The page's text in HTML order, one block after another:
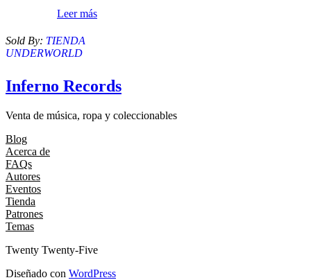
Leer más
Sold By: TIENDA
UNDERWORLD
Inferno Records
Venta de música, ropa y coleccionables
Blog
Acerca de
FAQs
Autores
Eventos
Tienda
Patrones
Temas
Twenty Twenty-Five
Diseñado con WordPress